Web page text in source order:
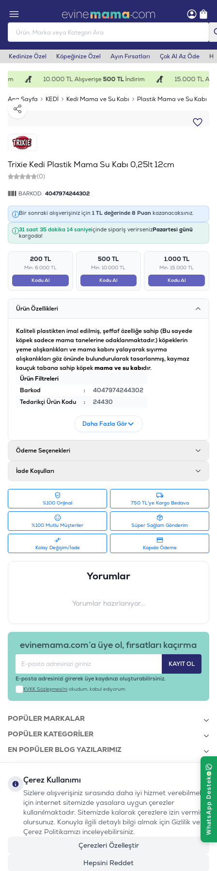
Kedinize Özel Köpeğinize Özel Ayın Fırsatları Çok Al Az Öde
10.000 TL Alışverişe500 TLİndirim 15.000 TL
Ana Sayfa KEDİ Kedi Mama ve Su Kabı Plastik Mama ve Su Kabı
Paylaş
Trixie Kedi Plastik Mama Su Kabı 0,25lt 12cm
(0)
BARKOD: 4047974244302
Bir sonraki alışverişiniz için 1 TL değerinde 8 Puan kazanacaksınız.
31 saat 35 dakika 13 saniyeiçinde sipariş verirsenizPazartesi günü
kargoda!
200 TL
Min: 6.000 TL
Kodu Al
500 TL
Min: 10.000 TL
Kodu Al
1.000 TL
Min: 15.000 TL
Kodu Al
Ürün Özellikleri
Kaliteli plastikten imal edilmiş, şeffaf özelliğe sahip (Bu sayede
köpek sadece mama tanelerine odaklanmaktadır.) köpeklerin
yeme alışkanlıkları ve mama kabını yalayarak sıyırma
alışkanlıkları göz önünde bulundurularak tasarlanmış, kaymaz
kauçuk tabana sahip köpekmama ve su kabıdır.
Ürün Filtreleri
Barkod
:
4047974244302
Tedarikçi Ürün Kodu
: 24430
Daha Fazla Gör
Ödeme Seçenekleri
İade Koşulları
%100 Orijinal 750 TL'ye Kargo Bedava
%100 Mutlu Müşteriler Süper Sağlam Gönderim
Kolay Değişim/İade Kapıda Ödeme
Yorumlar
Yorumlar hazırlanıyor...
evinemama.com’a üye ol, fırsatları kaçırma
KAYIT OL
E-posta adresinizi girerek üye kaydınızı oluşturabilirsiniz.
KVKK Sözleşmesi'ni okudum, kabul ediyorum.
POPÜLER MARKALAR
POPÜLER KATEGORILER
EN POPÜLER BLOG YAZILARIMIZ
KURUMSAL
bizi takip edin:
Instagram
Youtube
TiktokFacebook
Linkedin
www.evinemama.com
0232 7000 212
%100 MUTLU
MÜŞTERI HATTI
Çerez Kullanımı
Sizlere alışverişiniz sırasında daha iyi hizmet verebilmek
için internet sitemizde yasalara uygun çerezler
kullanılmaktadır. Sitemizde kalarak çerezlere izin vermiş
olursunuz. Konuyla ilgili detaylı bilgi almak için Gizlilik ve
Çerez Politikamızı inceleyebilirsiniz.
Çerezleri Özelleştir
Hepsini Reddet